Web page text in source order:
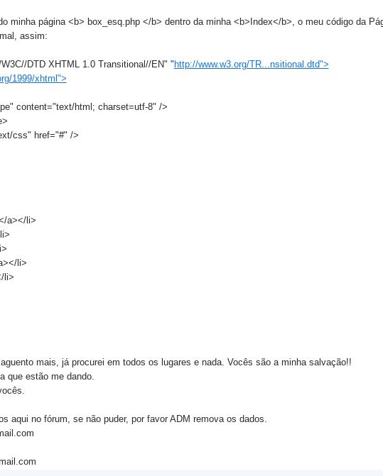
minha página <b> box_esq.php </b> dentro da minha <b>Index</b>, o meu código da
assim:
DTD XHTML 1.0 Transitional//EN" "http://www.w3.org/TR...nsitional.dtd">
1999/xhtml">
content="text/html; charset=utf-8" />
css" href="#" />
a></li>
li>
li>
mais, já procurei em todos os lugares e nada. Vocês são a minha salvação!!
que estão me dando.
aqui no fórum, se não puder, por favor ADM remova os dados.